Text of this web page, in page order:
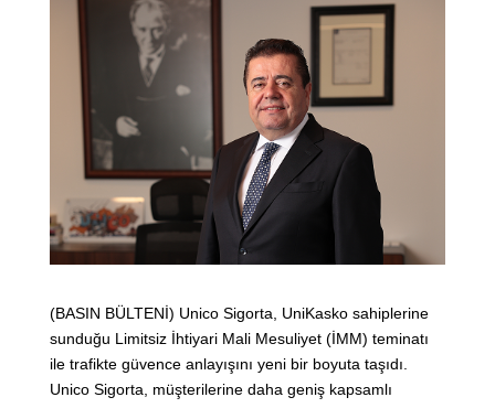
(BASIN BÜLTENİ) Unico Sigorta, UniKasko sahiplerine
sunduğu Limitsiz İhtiyari Mali Mesuliyet (İMM) teminatı
ile trafikte güvence anlayışını yeni bir boyuta taşıdı.
Unico Sigorta, müşterilerine daha geniş kapsamlı